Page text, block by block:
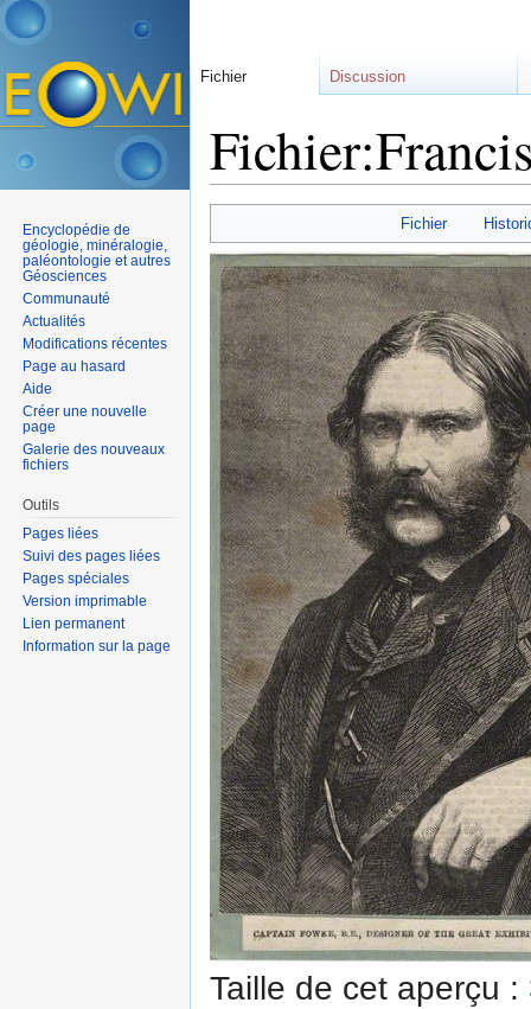
Fichier
Taille de cet aperçu :
Fichier Discussion
Encyclopédie de
géologie, minéralogie,
paléontologie et autres
Géosciences
Communauté
Actualités
Modifications récentes
Page au hasard
Aide
Créer une nouvelle
page
Galerie des nouveaux
fichiers
Outils
Pages liées
Suivi des pages liées
Pages spéciales
Version imprimable
Lien permanent
Information sur la page